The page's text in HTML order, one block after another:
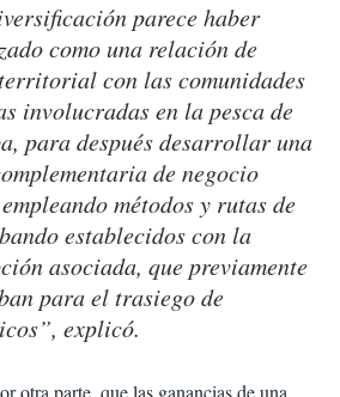
parece haber
como una relación de
con las comunidades
involucradas en la pesca de
para después desarrollar una
de negocio
métodos y rutas de
establecidos con la
asociada, que previamente
para el trasiego de
explicó.
otra parte, que las ganancias de una